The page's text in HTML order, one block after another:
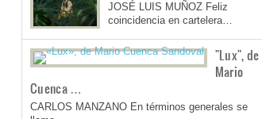
JOSÉ LUIS MUÑOZ Feliz
coincidencia en cartelera…
"Lux", de
Mario
Cuenca …
CARLOS MANZANO En términos generales se